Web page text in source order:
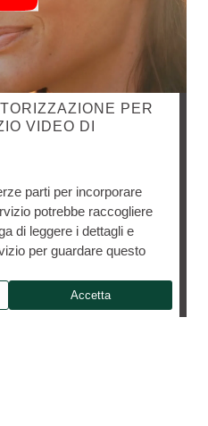
PER
VIDEO DI
parti per incorporare
potrebbe raccogliere
di leggere i dettagli e
per guardare questo
Accetta